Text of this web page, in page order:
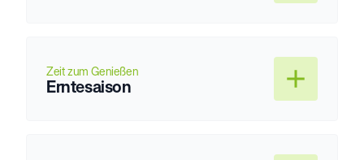
Zeit zum Genießen
Erntesaison